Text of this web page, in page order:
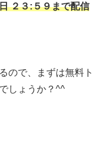
２３:５９まで配信
ので、まずは無料ト
しょうか？^^